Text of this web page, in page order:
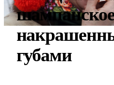
губами